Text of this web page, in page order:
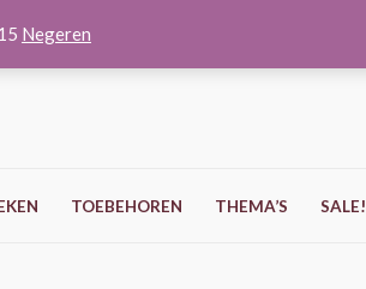
Negeren
TOEBEHOREN THEMA’S SALE!